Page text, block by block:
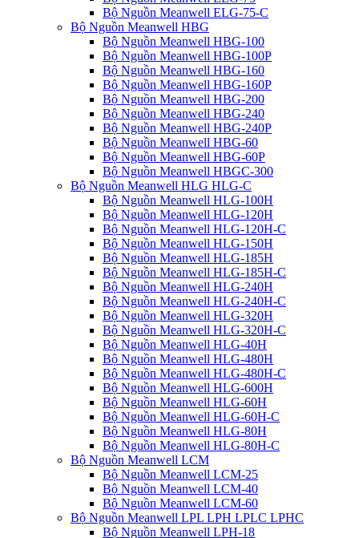
Bộ Nguồn Meanwell ELG-75-C
Bộ Nguồn Meanwell HBG
Bộ Nguồn Meanwell HBG-100
Bộ Nguồn Meanwell HBG-100P
Bộ Nguồn Meanwell HBG-160
Bộ Nguồn Meanwell HBG-160P
Bộ Nguồn Meanwell HBG-200
Bộ Nguồn Meanwell HBG-240
Bộ Nguồn Meanwell HBG-240P
Bộ Nguồn Meanwell HBG-60
Bộ Nguồn Meanwell HBG-60P
Bộ Nguồn Meanwell HBGC-300
Bộ Nguồn Meanwell HLG HLG-C
Bộ Nguồn Meanwell HLG-100H
Bộ Nguồn Meanwell HLG-120H
Bộ Nguồn Meanwell HLG-120H-C
Bộ Nguồn Meanwell HLG-150H
Bộ Nguồn Meanwell HLG-185H
Bộ Nguồn Meanwell HLG-185H-C
Bộ Nguồn Meanwell HLG-240H
Bộ Nguồn Meanwell HLG-240H-C
Bộ Nguồn Meanwell HLG-320H
Bộ Nguồn Meanwell HLG-320H-C
Bộ Nguồn Meanwell HLG-40H
Bộ Nguồn Meanwell HLG-480H
Bộ Nguồn Meanwell HLG-480H-C
Bộ Nguồn Meanwell HLG-600H
Bộ Nguồn Meanwell HLG-60H
Bộ Nguồn Meanwell HLG-60H-C
Bộ Nguồn Meanwell HLG-80H
Bộ Nguồn Meanwell HLG-80H-C
Bộ Nguồn Meanwell LCM
Bộ Nguồn Meanwell LCM-25
Bộ Nguồn Meanwell LCM-40
Bộ Nguồn Meanwell LCM-60
Bộ Nguồn Meanwell LPL LPH LPLC LPHC
Bộ Nguồn Meanwell LPH-18